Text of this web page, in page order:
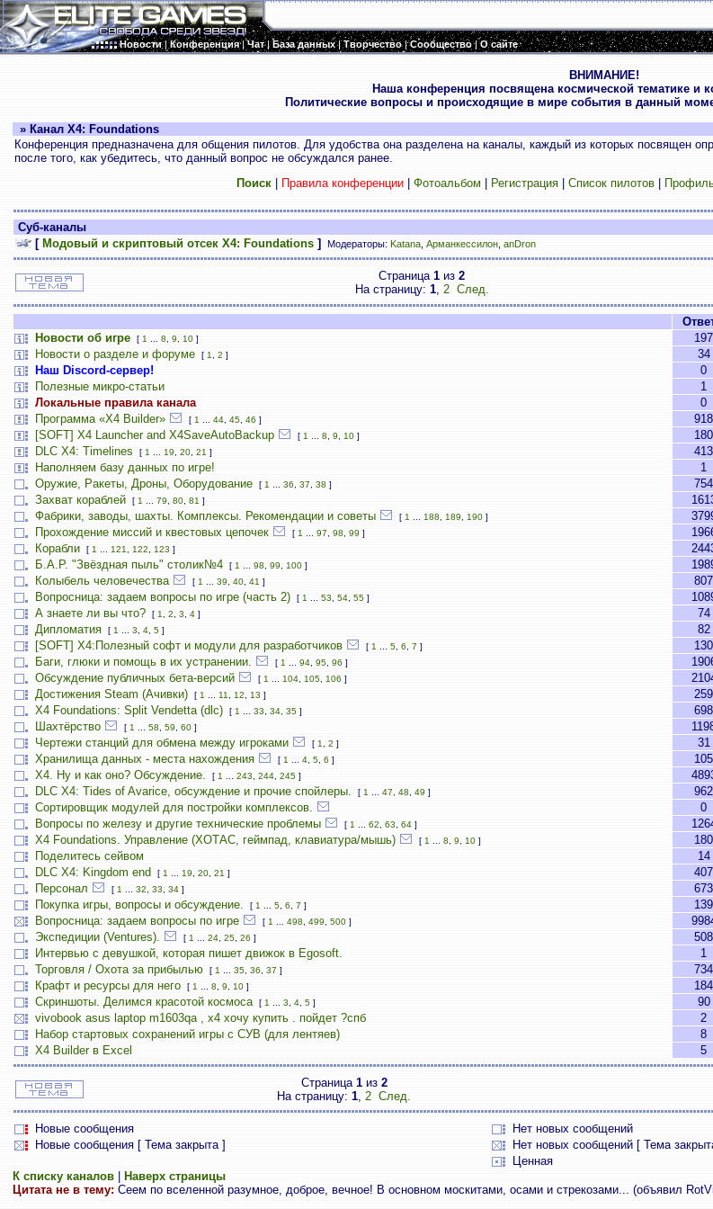
Новости|Конференция|Чат|База данных|Творчество|Сообщество|О сайте
ВНИМАНИЕ!
Наша конференция посвящена космической тематике и
Политические вопросы и происходящие в мире события в данный
» Канал X4: Foundations
Конференция предназначена для общения пилотов. Для удобства она разделена на каналы, каждый из которых посвящен
после того, как убедитесь, что данный вопрос не обсуждался ранее.
Поиск| Правила конференции| Фотоальбом Регистрация| Список пилотов|
Суб-каналы
[ Модовый и скриптовый отсек X4: Foundations] Модераторы: Katana, Арманкессилон, anDron
Страница 1 из 2
На страницу: 1, 2 След.
Новости об игре
[ 1 8 9 10] 197
Новости о разделе и форуме [ 1 2 ] 34
Наш Discord-сервер! 0
Полезные микро-статьи 1
Локальные правила канала 0
Программа «X4 Builder» [ 1 44, 45, 46] 918
[SOFT] X4 Launcher and X4SaveAutoBackup [ 1 8 9 10] 180
DLC X4: Timelines [ 1 19 20, 21 ] 413
Наполняем базу данных по игре! 1
Оружие, Ракеты, Дроны, Оборудование [ 1 36, 37 38 ] 754
Захват кораблей [ 1 79 80, 81 ]
Фабрики, заводы, шахты. Комплексы. Рекомендации и советы [ 1 188 189 190]
Прохождение миссий и квестовых цепочек [ 1 97 98 99 ]
Корабли [ 1 121 122 123 ]
Б.А.Р. "Звёздная пыль" столик№4 [ 1 98 99 100]
Колыбель человечества [ 1 39 40, 41 ] 807
Вопросница: задаем вопросы по игре (часть 2) [ 1 53 54, 55]
А знаете ли вы что? [ 1 2 3 4] 74
Дипломатия [ 1 3 4, 5] 82
[SOFT] X4:Полезный софт и модули для разработчиков [ 1 5, 6, 7 ] 130
Баги, глюки и помощь в их устранении. [ 1 94, 95, 96]
Обсуждение публичных бета-версий [ 1 104, 105, 106]
Достижения Steam (Ачивки) [ 1 11 12 13 ] 259
X4 Foundations: Split Vendetta (dlc) [ 1 33 34, 35] 698
Шахтёрство [ 1 58 59 60]
Чертежи станций для обмена между игроками [ 1 2 ] 31
Хранилища данных - места нахождения [ 1 4, 5, 6] 105
Х4. Ну и как оно? Обсуждение. [ 1 243 244, 245]
DLC X4: Tides of Avarice, обсуждение и прочие спойлеры. [ 1 47 48 49 ] 962
Сортировщик модулей для постройки комплексов. 0
Вопросы по железу и другие технические проблемы [ 1 62 63 64]
X4 Foundations. Управление (ХОТАС, геймпад, клавиатура/мышь) [ 1 8 9 10] 180
Поделитесь сейвом 14
DLC X4: Kingdom end [ 1 19 20, 21 ] 407
Персонал [ 1 32 33 34] 673
Покупка игры, вопросы и обсуждение. [ 1 5, 6, 7 ] 139
Вопросница: задаем вопросы по игре [ 1 498 499 500]
Экспедиции (Ventures). [ 1 24, 25, 26] 508
Интервью с девушкой, которая пишет движок в Egosoft. 1
Торговля / Охота за прибылью [ 1 35, 36, 37 ] 734
Крафт и ресурсы для него [ 1 8 9 10] 184
Скриншоты. Делимся красотой космоса [ 1 3 4, 5] 90
vivobook asus laptop m1603qa , х4 хочу купить . пойдет ?спб 2
Набор стартовых сохранений игры с СУВ (для лентяев) 8
X4 Builder в Excel 5
Страница 1из 2
На страницу: 1, 2 След.
Новые сообщения Нет новых сообщений
Новые сообщения [ Тема закрыта ]
Нет новых сообщений [ Тема
Ценная
К списку каналов|
Наверх страницы
Цитата не в тему:Сеем по вселенной разумное, доброе, вечное! В основном москитами, осами и стрекозами... (объявил